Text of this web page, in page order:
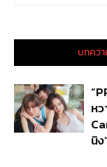
บทคว
ห
นิ